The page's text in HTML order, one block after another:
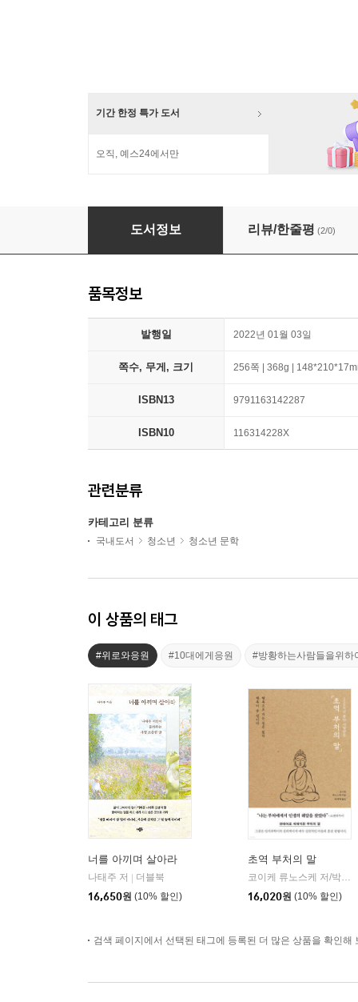
기간 한정 특가 도서
오직, 예스24에서만
열아홉, 이제 시작이야
도서정보 리뷰/한줄평 (2/0)
품목정보
발행일 2022년 01월 03일
쪽수, 무게, 크기 256쪽 | 368g |
ISBN13 9791163142287
ISBN10 116314228X
관련분류
카테고리 분류
국내도서 청소년 청소년 문학
이 상품의 태그
#위로와응원 #10대에게응원 #방황하는사람들을위하
너를 아끼며 살아라
나태주 저
더블북
16,650원 (10% 할인)
초역 부처의 말
코이케 류노스케 저/박재현 역
16,020원 (10% 할인)
검색 페이지에서 선택된 태그에 등록된 더 많은 상품을 확인해